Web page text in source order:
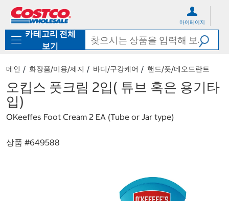
로
기
가
마이페이지
카테고리 전체
보기
메인 화장품/미용/제지 바디/구강케어 핸드/풋/데오드란트
오킵스 풋크림 2입( 튜브 혹은 용기타
입)
OKeeffes Foot Cream 2 EA (Tube or Jar type)
상품 #649588